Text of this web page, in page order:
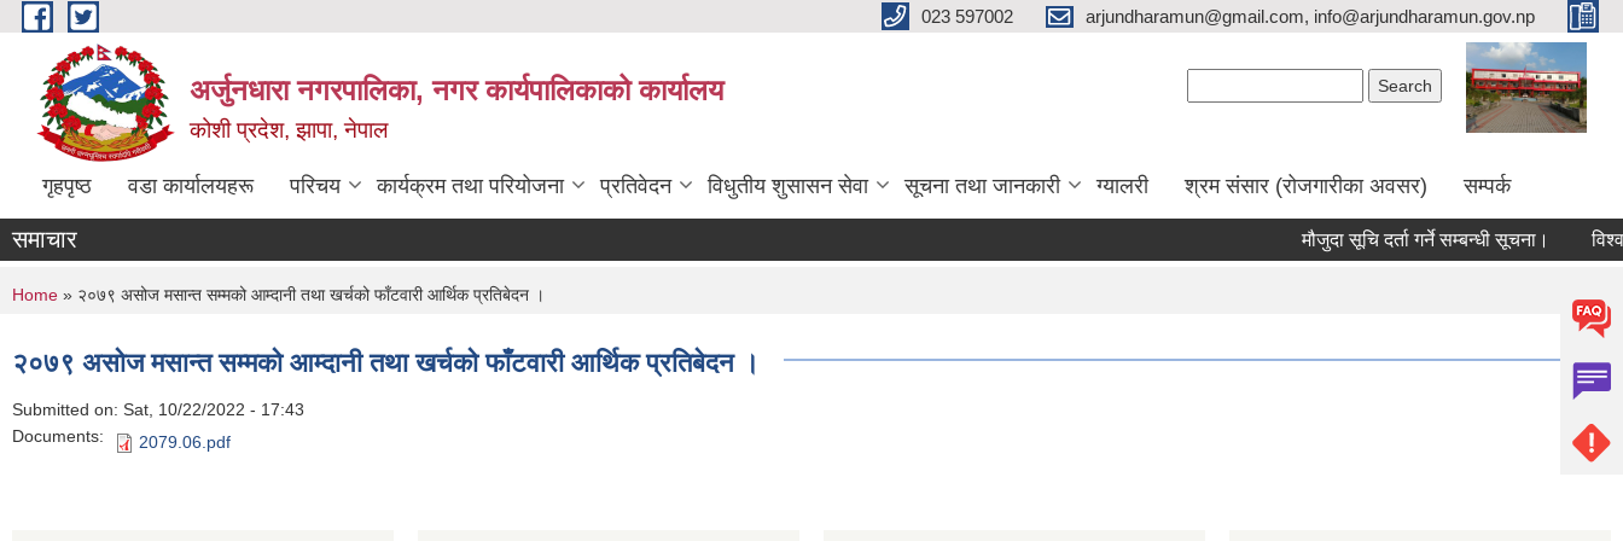
Skip to main content 023 597002 arjundharamun@gmail.com, info@arjundharamun.gov.np
अर्जुनधारा नगरपालिका, नगर कार्यपालिकाको कार्यालय
कोशी प्रदेश, झापा, नेपाल
गृहपृष्ठ वडा कार्यालयहरू परिचय कार्यक्रम तथा परियोजना प्रतिवेदन विधुतीय शुसासन सेवा सूचना तथा जानकारी ग्यालरी श्रम संसार (रोजगारीका अवसर) सम्पर्क
समाचार मौजुदा सूचि दर्ता गर्ने सम्बन्धी सूचना। विश्व
You are here
Home » २०७९ असोज मसान्त सम्मको आम्दानी तथा खर्चको फाँटवारी आर्थिक प्रतिबेदन ।
२०७९ असोज मसान्त सम्मको आम्दानी तथा खर्चको फाँटवारी आर्थिक प्रतिबेदन ।
Submitted on: Sat, 10/22/2022 - 17:43
Documents:
2079.06.pdf